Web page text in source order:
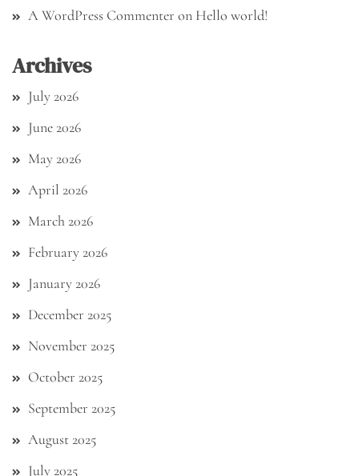
A WordPress Commenter on Hello world!
Archives
July 2026
June 2026
May 2026
April 2026
March 2026
February 2026
January 2026
December 2025
November 2025
October 2025
September 2025
August 2025
July 2025